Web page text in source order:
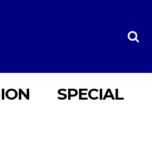
SPECIAL